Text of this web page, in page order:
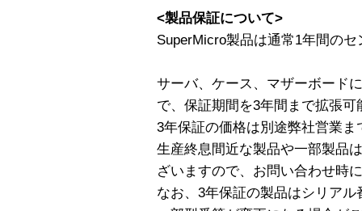
<製品保証について>
SuperMicro製品は通常1年間の
サーバ、ケース、マザーボード
で、保証期間を3年間まで拡張可
3年保証の価格は別途弊社営業
生産終息間近な製品や一部製品
ざいますので、お問い合わせ時
なお、3年保証の製品はシリア